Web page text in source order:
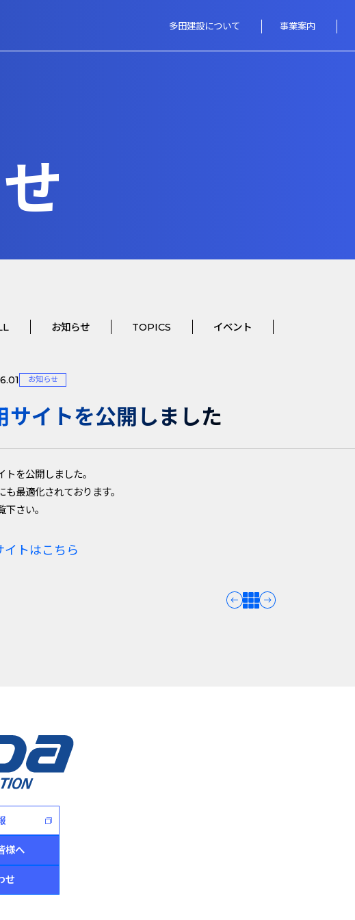
多田建設について 事業案内
お知らせ TOPICS イベント
お知らせ
サイトを公開しました
トを公開しました。
も最適化されております。
下さい。
イトはこちら
様へ
せ